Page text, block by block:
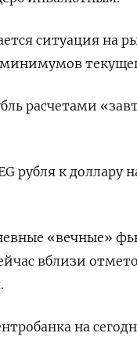
ситуация на
расчетами
рубля к доллару
«вечные»
вблизи
на